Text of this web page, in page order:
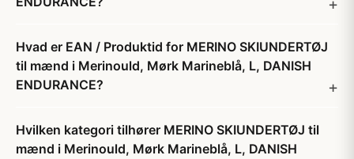
Hvad er EAN / Produktid for MERINO SKIUNDERTØJ
til mænd i Merinould, Mørk Marineblå, L, DANISH
ENDURANCE?
Hvilken kategori tilhører MERINO SKIUNDERTØJ til
mænd i Merinould, Mørk Marineblå, L, DANISH